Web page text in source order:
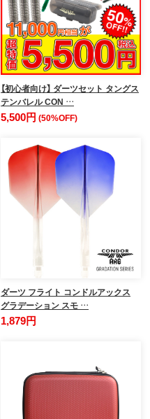
【初心者向け】 ダーツセット タングス
テンバレル CON …
5,500円 (50%OFF)
ダーツ フライト コンドルアックス
グラデーション スモ …
1,879円